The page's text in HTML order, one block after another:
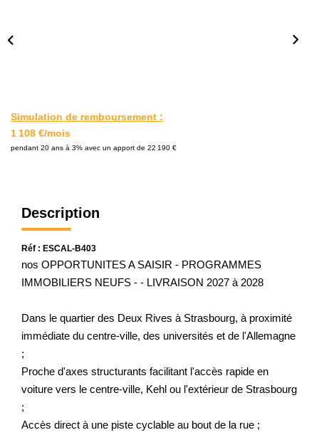
Simulation de remboursement :
1 108 €/mois
pendant 20 ans à 3% avec un apport de 22 190 €
Description
Réf : ESCAL-B403
nos OPPORTUNITES A SAISIR - PROGRAMMES
IMMOBILIERS NEUFS - - LIVRAISON 2027 à 2028
Dans le quartier des Deux Rives à Strasbourg, à proximité
immédiate du centre-ville, des universités et de l'Allemagne
;
Proche d'axes structurants facilitant l'accès rapide en
voiture vers le centre-ville, Kehl ou l'extérieur de Strasbourg
;
Accès direct à une piste cyclable au bout de la rue ;